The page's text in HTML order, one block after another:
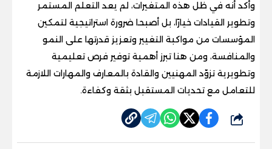
وأكد أنه في ظل هذه المتغيرات، لم يعد التعلم المستمر
وتطوير القيادات خيارًا، بل أصبحا ضرورة استراتيجية لتمكين
المؤسسات من مواكبة التغيير وتعزيز قدرتها على النمو
والمنافسة، ومن هنا تبرز أهمية توفير فرص تعليمية
وتطويرية تزوّد المهنيين والقادة بالمعارف والمهارات اللازمة
للتعامل مع تحديات المستقبل بثقة وكفاءة.
شارك